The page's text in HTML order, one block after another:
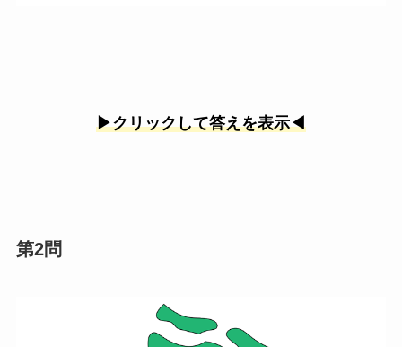
▶︎クリックして答えを表示◀︎
第2問